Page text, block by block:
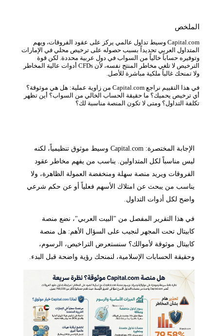
الملخص
Capital.com وسيط تداول عالمي يركز على عقود الفروقات، ويهم
المتداول العربي تحديداً بسبب حصوله على ترخيص محلي في الإمارات
وتوفيره حساباً خالياً من السواب في دول عربية محددة. لكن قوة
الترخيص لا تلغي مخاطر المنتج نفسه، لأن CFDs أدوات عالية المخاطر
ولا تمنحك غالباً ملكية مباشرة للأصل.
في هذا التقييم نراجع Capital.com من زاوية عملية: هل هي موثوقة؟
أي ترخيص يحميك؟ ما حقيقة الحساب الخالي من السواب؟ أين تظهر
تكلفة التداول؟ ومتى لا تكون المنصة مناسبة لك؟
الإجابة المختصرة: Capital.com وسيط موثوق تنظيمياً، لكنه
ليس مناسباً لكل المتداولين. يناسب من يفهم مخاطر عقود
الفروقات ويريد منصة سهلة ومنخفضة العمولة الظاهرة، ولا
يناسب من يبحث عن امتلاك الأسهم فعلياً أو عن حكم شرعي
واضح لكل أدوات التداول.
في هذا التقرير المفصل من "البيت العربي"، نضع منصة
كابيتال تحت المجهر لنجيب على السؤال الأهم: هل منصة
كابيتال موثوقة لأموالك؟ سنستعرض التراخيص، الرسوم،
وحقيقة الحسابات الإسلامية، لنمنحك رؤية واضحة قبل البدء.